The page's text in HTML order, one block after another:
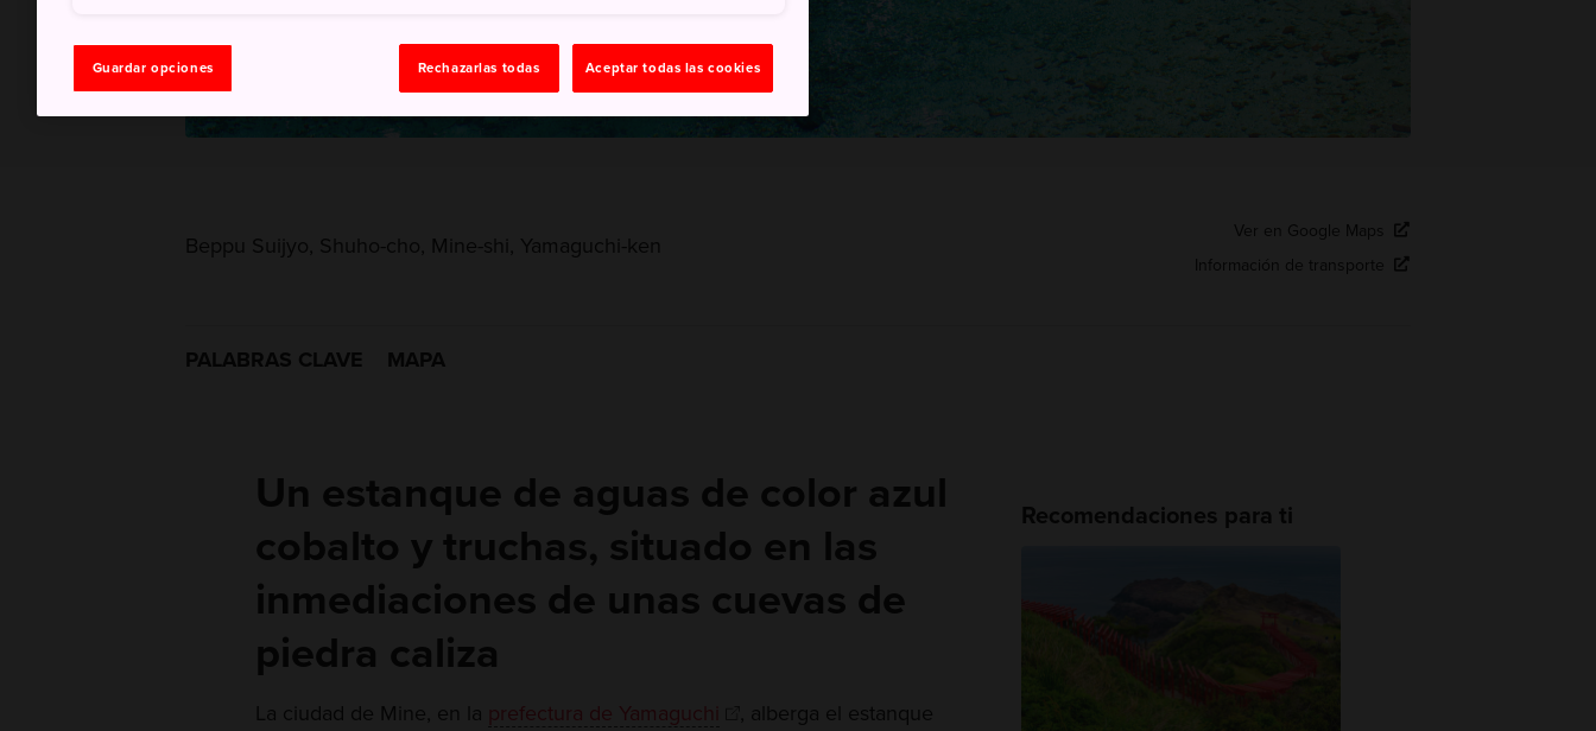
Beppu Suijyo, Shuho-cho, Mine-shi, Yamaguchi-ken
Ver en Google Maps
Información de transporte
PALABRAS CLAVE MAPA
Un estanque de aguas de color azul
cobalto y truchas, situado en las
inmediaciones de unas cuevas de
piedra caliza
La ciudad de Mine, en la prefectura de Yamaguchi
, alberga el estanque
Recomendaciones para ti
Guardar opciones Rechazarlas todas Aceptar todas las cookies